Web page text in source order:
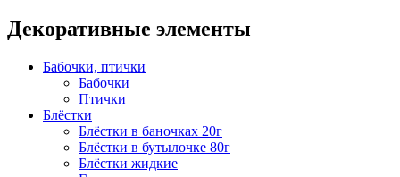
Декоративные элементы
Бабочки, птички
Бабочки
Птички
Блёстки
Блёстки в баночках 20г
Блёстки в бутылочке 80г
Блёстки жидкие